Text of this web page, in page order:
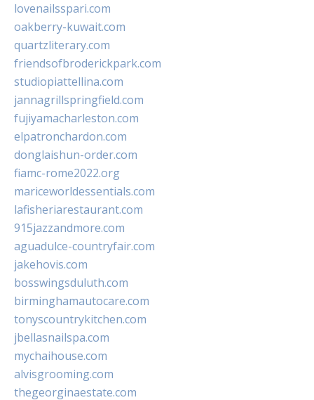
lovenailsspari.com
oakberry-kuwait.com
quartzliterary.com
friendsofbroderickpark.com
studiopiattellina.com
jannagrillspringfield.com
fujiyamacharleston.com
elpatronchardon.com
donglaishun-order.com
fiamc-rome2022.org
mariceworldessentials.com
lafisheriarestaurant.com
915jazzandmore.com
aguadulce-countryfair.com
jakehovis.com
bosswingsduluth.com
birminghamautocare.com
tonyscountrykitchen.com
jbellasnailspa.com
mychaihouse.com
alvisgrooming.com
thegeorginaestate.com